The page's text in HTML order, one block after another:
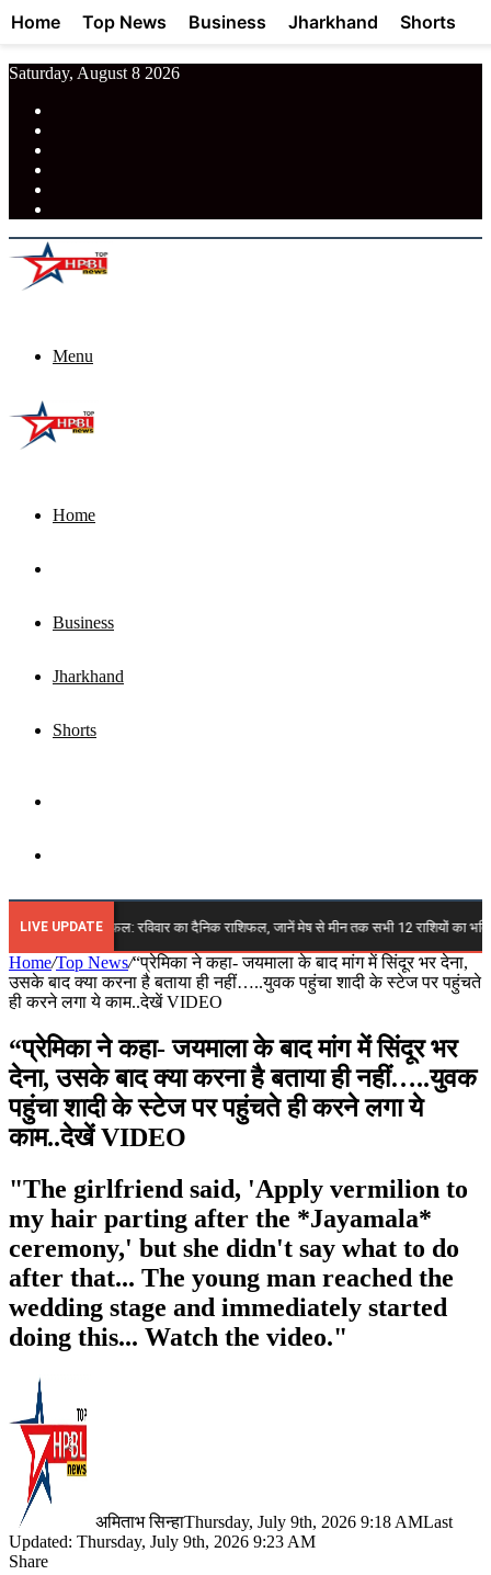
Saturday, August 8 2026
Menu
Home
Business
Jharkhand
Shorts
for
LIVE UPDATE
2026 राशिफल: रविवार का दैनिक राशिफल, जानें मेष से मीन तक सभी 12 राशियों का भविष्य, किन
Home/Top News/“प्रेमिका ने कहा- जयमाला के बाद मांग में सिंदूर भर देना,
उसके बाद क्या करना है बताया ही नहीं…..युवक पहुंचा शादी के स्टेज पर पहुंचते
ही करने लगा ये काम..देखें VIDEO
“प्रेमिका ने कहा- जयमाला के बाद मांग में सिंदूर भर
देना, उसके बाद क्या करना है बताया ही नहीं…..युवक
पहुंचा शादी के स्टेज पर पहुंचते ही करने लगा ये
काम..देखें VIDEO
"The girlfriend said, 'Apply vermilion to
my hair parting after the *Jayamala*
ceremony,' but she didn't say what to do
after that... The young man reached the
wedding stage and immediately started
doing this... Watch the video."
अमिताभ सिन्हाThursday, July 9th, 2026 9:18 AMLast
Updated: Thursday, July 9th, 2026 9:23 AM
Share
Home Top News Business Jharkhand Shorts